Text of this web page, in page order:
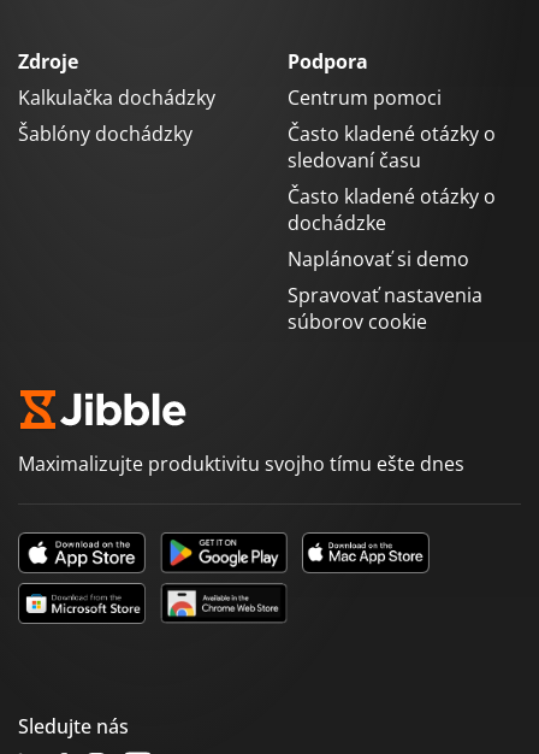
Zdroje
Kalkulačka dochádzky
Šablóny dochádzky
Podpora
Centrum pomoci
Často kladené otázky o
sledovaní času
Často kladené otázky o
dochádzke
Naplánovať si demo
Spravovať nastavenia
súborov cookie
Maximalizujte produktivitu svojho tímu ešte dnes
Sledujte nás